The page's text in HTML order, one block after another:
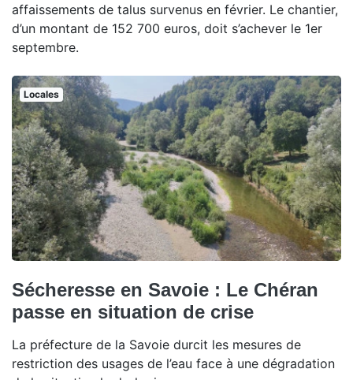
affaissements de talus survenus en février. Le chantier,
d’un montant de 152 700 euros, doit s’achever le 1er
septembre.
Locales
Sécheresse en Savoie : Le Chéran
passe en situation de crise
La préfecture de la Savoie durcit les mesures de
restriction des usages de l’eau face à une dégradation